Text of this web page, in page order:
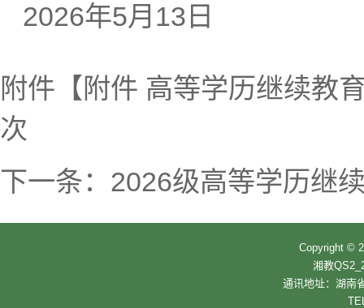
2026年5月13日
附件【 附件 高等学历继续教
次
下一条： 2026级高等学历继
Copyright ©
湘教
通讯地址：湖南